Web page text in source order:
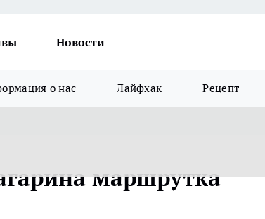
Новости
о нас Лайфхак Рецепт
маршрутка